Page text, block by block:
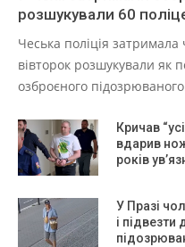
розшукували 60
Чеська поліція затримала
вівторок розшукували як
озброєного
Кричав
вдарив
років
У Празі
і